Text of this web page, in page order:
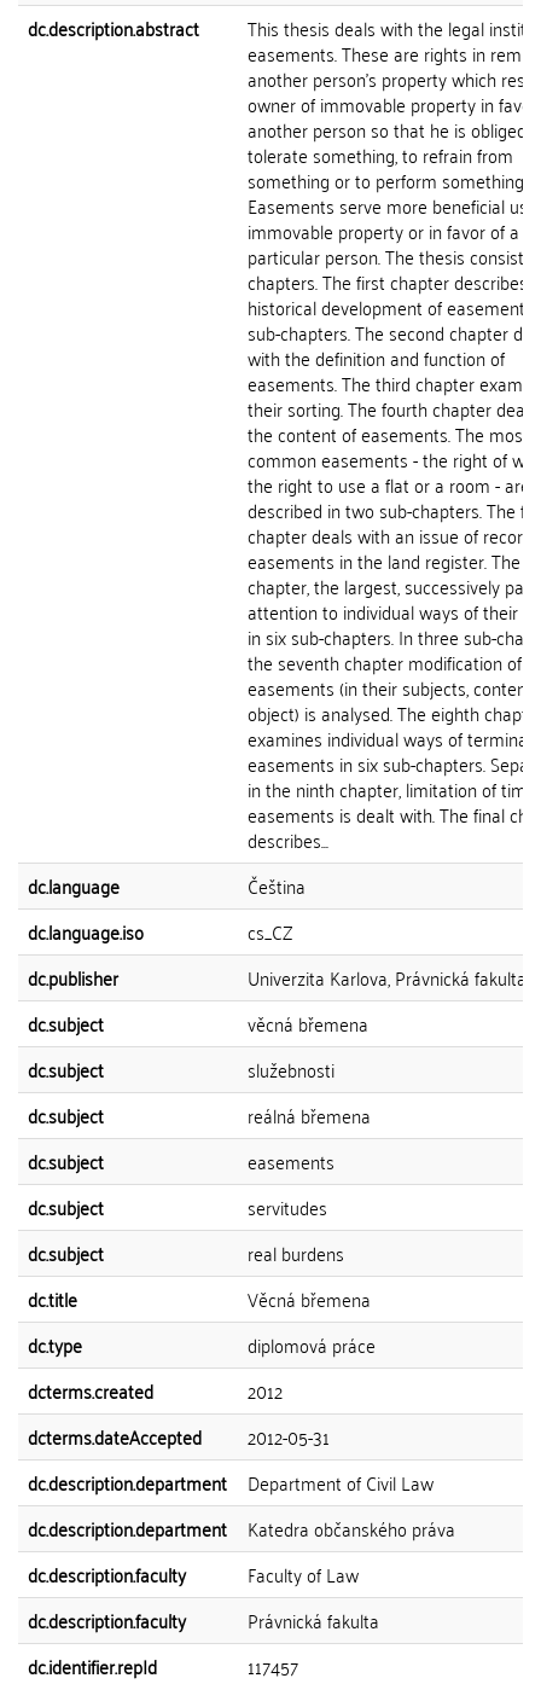
dc.description.abstract
This thesis deals with the legal
easements. These are rights in rem to
another person's property which
owner of immovable property in
another person so that he is obliged
tolerate something, to refrain from
something or to perform something.
Easements serve more beneficial
immovable property or in favor of a
particular person. The thesis consists
chapters. The first chapter describes
historical development of easements
sub-chapters. The second chapter
with the definition and function of
easements. The third chapter
their sorting. The fourth chapter
the content of easements. The most
common easements - the right of
the right to use a flat or a room - are
described in two sub-chapters. The
chapter deals with an issue of
easements in the land register. The
chapter, the largest, successively pays
attention to individual ways of their
in six sub-chapters. In three sub-
the seventh chapter modification of
easements (in their subjects, content
object) is analysed. The eighth
examines individual ways of
easements in six sub-chapters.
in the ninth chapter, limitation of
easements is dealt with. The final
describes...
dc.language
Čeština
dc.language.iso
cs_CZ
dc.publisher
Univerzita Karlova, Právnická fakulta
dc.subject
věcná břemena
dc.subject
služebnosti
dc.subject
reálná břemena
dc.subject
easements
dc.subject
servitudes
dc.subject
real burdens
dc.title
Věcná břemena
dc.type
diplomová práce
dcterms.created
2012
dcterms.dateAccepted
2012-05-31
dc.description.department
Department of Civil Law
dc.description.department
Katedra občanského práva
dc.description.faculty
Faculty of Law
dc.description.faculty
Právnická fakulta
dc.identifier.repId
117457